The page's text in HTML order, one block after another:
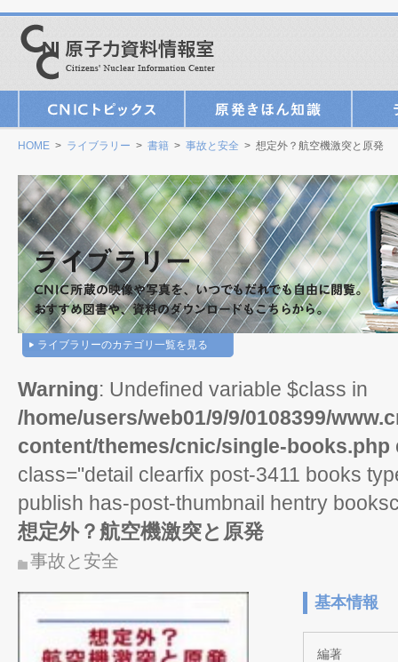
HOME > ライブラリー > 書籍 > 事故と安全 > 想定外？航空機激突と原発
ライブラリーのカテゴリ一覧を見る
Warning: Undefined variable $class in
/home/users/web01/9/9/0108399/
content/themes/cnic/single-books.php
class="detail clearfix post-3411 books
publish has-post-thumbnail hentry
想定外？航空機激突と原発
事故と安全
基本情報
編著